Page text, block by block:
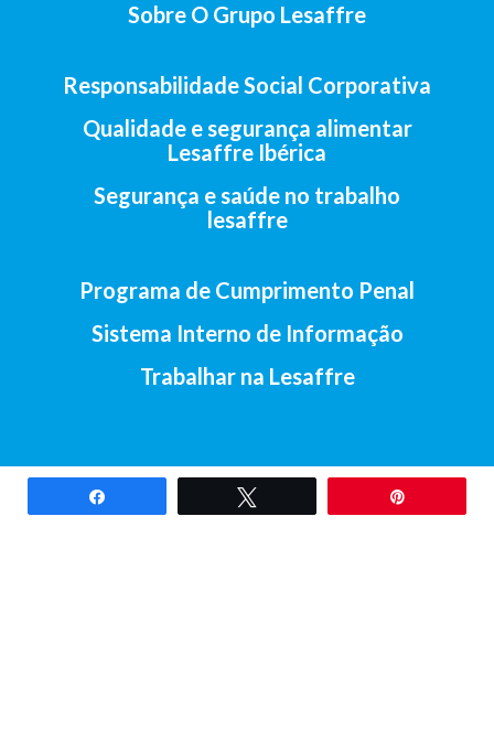
Sobre O Grupo Lesaffre
Responsabilidade Social Corporativa
Qualidade e segurança alimentar
Lesaffre Ibérica
Segurança e saúde no trabalho
lesaffre
Programa de Cumprimento Penal
Sistema Interno de Informação
Trabalhar na Lesaffre